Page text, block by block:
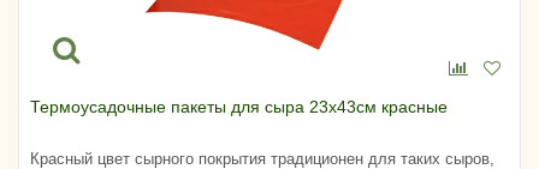
Термоусадочные пакеты для сыра 23х43см красные
Красный цвет сырного покрытия традиционен для таких сыров,